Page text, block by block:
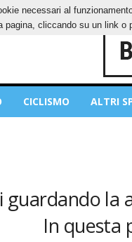
COOKIES PRIVACY POLICY
CICLISMO ALTRI
guardando la
In questa
necessari al
pagina, cliccando su un link